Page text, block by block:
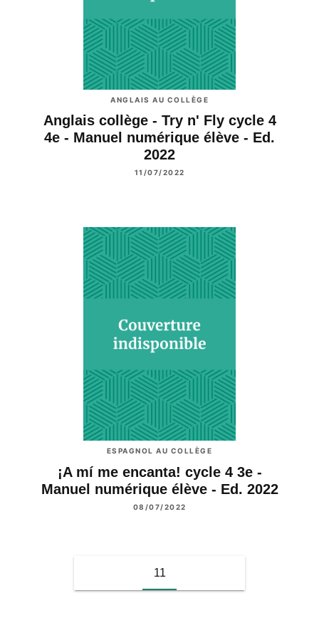
ANGLAIS AU COLLÈGE
Anglais collège - Try n' Fly cycle 4
4e - Manuel numérique élève - Ed.
2022
11/07/2022
ESPAGNOL AU COLLÈGE
¡A mí me encanta! cycle 4 3e -
Manuel numérique élève - Ed. 2022
08/07/2022
11